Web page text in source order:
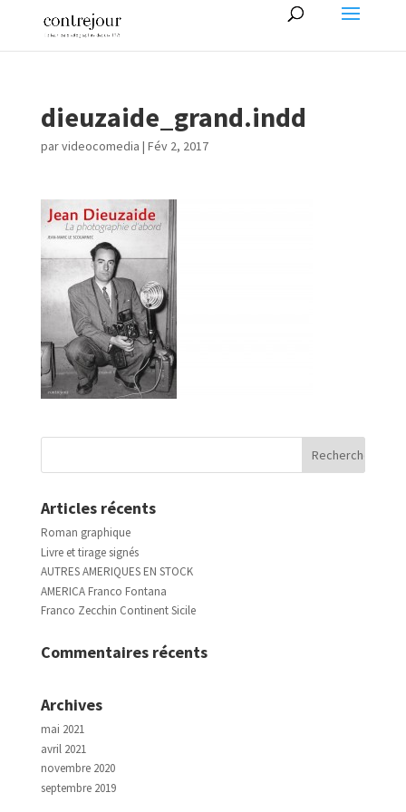
dieuzaide_grand.indd
parvideocomedia | Fév 2, 2017
Articles récents
Roman graphique
Livre et tirage signés
AUTRES AMERIQUES EN STOCK
AMERICA Franco Fontana
Franco Zecchin Continent Sicile
Commentaires récents
Archives
mai 2021
avril 2021
novembre 2020
septembre 2019